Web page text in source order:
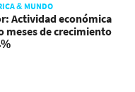
& MUNDO
Actividad económica
meses de crecimiento